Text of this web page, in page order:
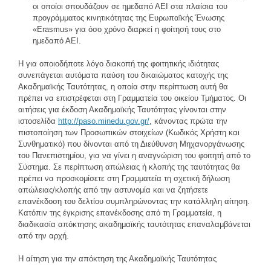
οι οποίοι σπουδάζουν σε ημεδαπό ΑΕΙ στα πλαίσια του
προγράμματος κινητικότητας της Ευρωπαϊκής Ένωσης
«Erasmus» για όσο χρόνο διαρκεί η φοίτησή τους στο
ημεδαπό ΑΕΙ.
Η για οποιοδήποτε λόγο διακοπή της φοιτητικής ιδιότητας
συνεπάγεται αυτόματα παύση του δικαιώματος κατοχής της
Ακαδημαϊκής Ταυτότητας, η οποία στην περίπτωση αυτή θα
πρέπει να επιστρέφεται στη Γραμματεία του οικείου Τμήματος. Οι
αιτήσεις για έκδοση Ακαδημαϊκής Ταυτότητας γίνονται στην
ιστοσελίδα http://paso.minedu.gov.gr/ , κάνοντας πρώτα την
πιστοποίηση των Προσωπικών στοιχείων (Κωδικός Χρήστη και
Συνθηματικό) που δίνονται από τη Διεύθυνση Μηχανοργάνωσης
του Πανεπιστημίου, για να γίνει η αναγνώριση του φοιτητή από το
Σύστημα. Σε περίπτωση απώλειας ή κλοπής της ταυτότητας θα
πρέπει να προσκομίσετε στη Γραμματεία τη σχετική δήλωση
απώλειας/κλοπής από την αστυνομία και να ζητήσετε
επανέκδοση του δελτίου συμπληρώνοντας την κατάλληλη αίτηση.
Κατόπιν της έγκρισης επανέκδοσης από τη Γραμματεία, η
διαδικασία απόκτησης ακαδημαϊκής ταυτότητας επαναλαμβάνεται
από την αρχή.
Η αίτηση για την απόκτηση της Ακαδημαϊκής Ταυτότητας